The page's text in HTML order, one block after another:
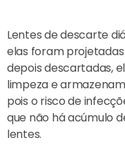
Lentes de descarte
elas foram
depois descartadas,
limpeza e
pois o risco de
que não há acúmulo
lentes.